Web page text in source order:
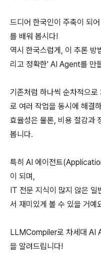
드디어 한국인이 주축이 되
를 배워 봅시다!
역시 한국스럽게, 이 추론 방
리고 정확한' AI Agent를 만
기존처럼 하나씩 순차적으
로 여러 작업을 동시에 해결
효율성은 물론, 비용 절감과
봅니다.
특히 AI 에이전트
이 되며,
IT 전문 지식이 많지 않은 일
서 재미있게 볼 수 있을 거예
LLMCompiler로 차세대 AI
을 알려드립니다!